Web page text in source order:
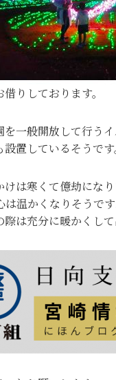
りしております。
を一般開放して行う
置しているそうです
けは寒くて億劫にな
温かくなりそうです
際は充分に暖かくし